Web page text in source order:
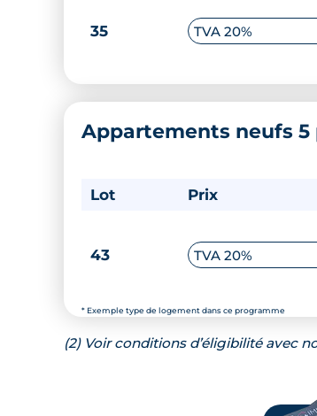
35 TVA 20%
Appartements neufs 5
* Exemple type de logement dans ce programme
Lot Prix
43 TVA 20%
(2) Voir conditions d’éligibilité avec